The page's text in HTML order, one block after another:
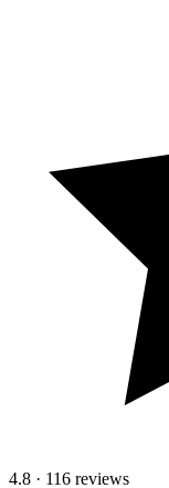
4.8 · 116 reviews